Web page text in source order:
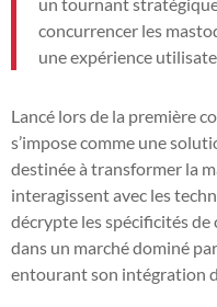
concurrencer les
une expérience
Lancé lors de la première
s’impose comme une
destinée à transformer la
interagissent avec les
décrypte les spécificités
dans un marché dominé
entourant son intégration